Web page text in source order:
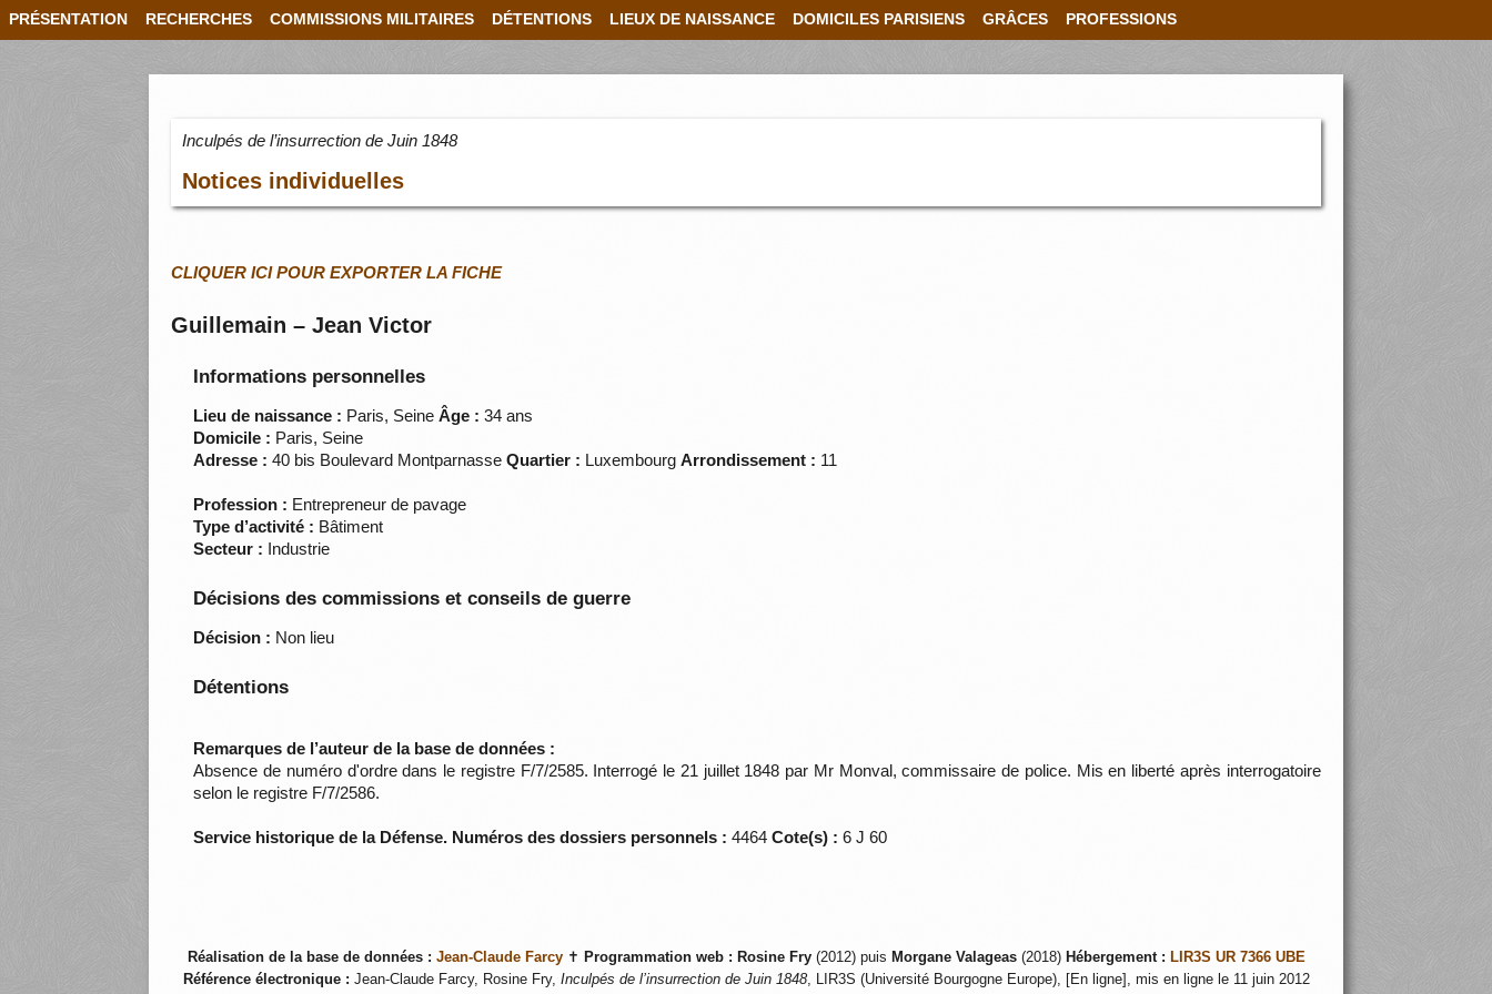
PRÉSENTATION RECHERCHES COMMISSIONS MILITAIRES DÉTENTIONS LIEUX DE NAISSANCE DOMICILES PARISIENS GRÂCES PROFESSIONS
Inculpés de l’insurrection de Juin 1848
Notices individuelles
CLIQUER ICI POUR EXPORTER LA FICHE
Guillemain – Jean Victor
Informations personnelles
Lieu de naissance : Paris, Seine Âge : 34 ans
Domicile : Paris, Seine
Adresse : 40 bis Boulevard MontparnasseQuartier : LuxembourgArrondissement : 11
Profession : Entrepreneur de pavage
Type d’activité : Bâtiment
Secteur : Industrie
Décisions des commissions et conseils de guerre
Décision : Non lieu
Détentions
Remarques de l’auteur de la base de données :
Absence de numéro d'ordre dans le registre F/7/2585. Interrogé le 21 juillet 1848 par Mr Monval, commissaire de police. Mis en liberté après interrogatoire
selon le registre F/7/2586.
Service historique de la Défense. Numéros des dossiers personnels :4464Cote(s) : 6 J 60
Réalisation de la base de données : Jean-Claude Farcy✝ Programmation web : Rosine Fry(2012) puis Morgane Valageas(2018) Hébergement : LIR3S UR 7366 UBE
Référence électronique : Jean-Claude Farcy, Rosine Fry, Inculpés de l’insurrection de Juin 1848, LIR3S (Université Bourgogne Europe), [En ligne], mis en ligne le 11 juin 2012